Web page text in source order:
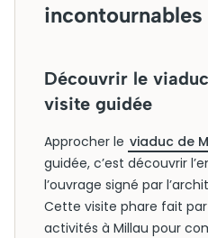
Découvrir le
visite guidée
Approcher le viaduc de
guidée, c’est découvrir
l’ouvrage signé par
Cette visite phare fait
activités à Millau pour